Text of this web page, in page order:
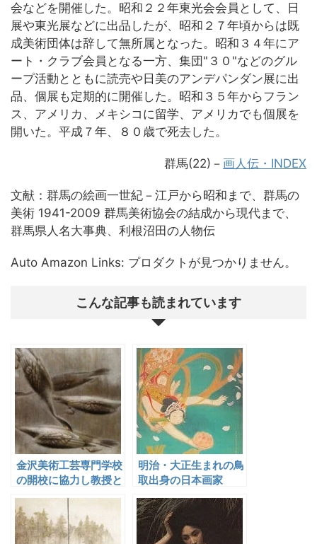
会などを開催した。昭和２２年東光会会員として、日
展や東光展などに出品したが、昭和２７年頃からは既
成美術団体は辞して無所属となった。昭和３４年にア
ート・クラブ会員となる一方、集団"３０"などのグル
ープ活動とともに読売や日美のアンデパンダン展に出
品、個展も定期的に開催した。昭和３５年からフラン
ス、アメリカ、メキシコに留学、アメリカでも個展を
開いた。平成７年、８０歳で死去した。
群馬(22)－ 画人伝・INDEX
文献：群馬の絵画一世紀－江戸から昭和まで、群馬の
美術 1941-2009 群馬美術協会の結成から現代まで、
群馬県人名大事典、利根沼田の人物伝
Auto Amazon Links: プロダクトが見つかりません。
こんな記事も読まれています
金沢美術工芸専門学校
の開校に協力し教授と
して後進の育成に尽力
した畠山錦成
明治・大正生まれの鳥
取出身の日本画家